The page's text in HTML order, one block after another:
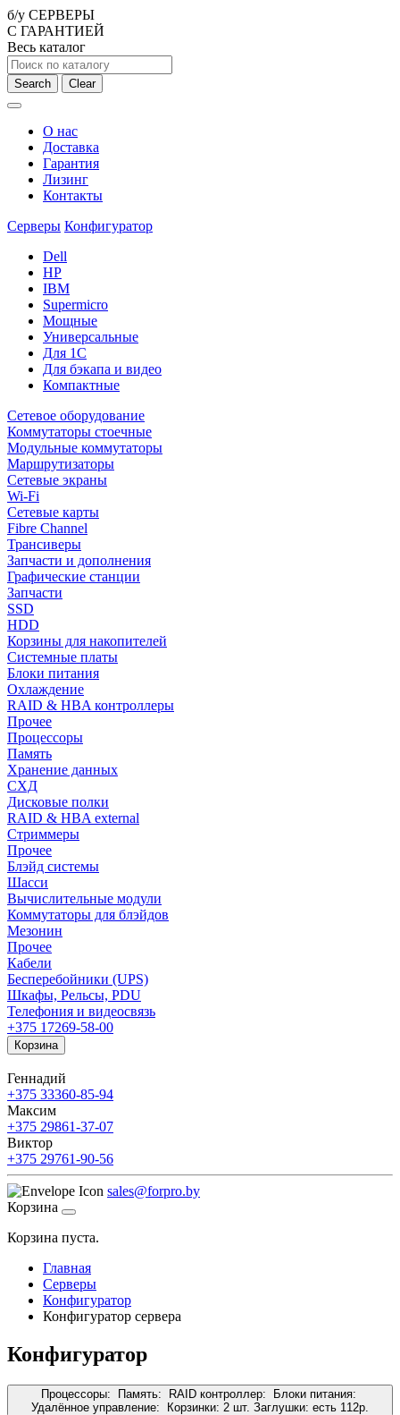
б/у СЕРВЕРЫ
С ГАРАНТИЕЙ
Весь каталог
Search Clear
О нас
Доставка
Гарантия
Лизинг
Контакты
Серверы Конфигуратор
Dell
HP
IBM
Supermicro
Мощные
Универсальные
Для 1С
Для бэкапа и видео
Компактные
Сетевое оборудование
Коммутаторы стоечные
Модульные коммутаторы
Маршрутизаторы
Сетевые экраны
Wi-Fi
Сетевые карты
Fibre Channel
Трансиверы
Запчасти и дополнения
Графические станции
Запчасти
SSD
HDD
Корзины для накопителей
Системные платы
Блоки питания
Охлаждение
RAID & HBA контроллеры
Прочее
Процессоры
Память
Хранение данных
СХД
Дисковые полки
RAID & HBA external
Стриммеры
Прочее
Блэйд системы
Шасси
Вычислительные модули
Коммутаторы для блэйдов
Мезонин
Прочее
Кабели
Бесперебойники (UPS)
Шкафы, Рельсы, PDU
Телефония и видеосвязь
+375 17269-58-00
Корзина
Геннадий
+375 33360-85-94
Максим
+375 29861-37-07
Виктор
+375 29761-90-56
sales@forpro.by
Корзина
Корзина пуста.
Главная
Серверы
Конфигуратор
Конфигуратор сервера
Конфигуратор
Процессоры: Память: RAID контроллер:
Блоки питания:
Удалённое управление:
Корзинки: 2 шт. Заглушки: есть 112р.